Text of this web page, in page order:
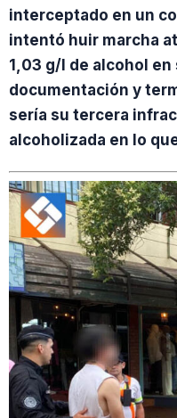
interceptado en un
intentó huir marcha
1,03 g/l de alcohol
documentación y
sería su tercera
alcoholizada en lo